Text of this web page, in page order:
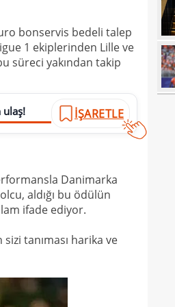
bonservis bedeli talep
1 ekiplerinden Lille ve
süreci yakından takip
ulaş! İŞARETLE
Danimarka
aldığı bu ödülün
ifade ediyor.
tanıması harika ve